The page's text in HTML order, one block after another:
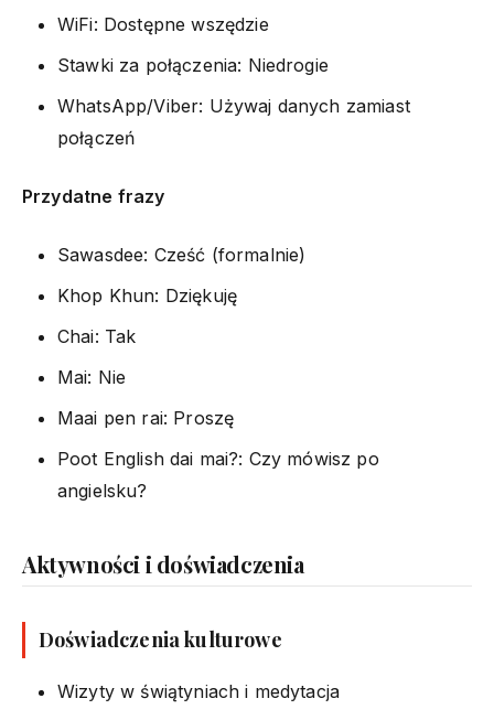
WiFi: Dostępne wszędzie
Stawki za połączenia: Niedrogie
WhatsApp/Viber: Używaj danych zamiast
połączeń
Przydatne frazy
Sawasdee: Cześć (formalnie)
Khop Khun: Dziękuję
Chai: Tak
Mai: Nie
Maai pen rai: Proszę
Poot English dai mai?: Czy mówisz po
angielsku?
Aktywności i doświadczenia
Doświadczenia kulturowe
Wizyty w świątyniach i medytacja